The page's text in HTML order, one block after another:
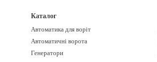
Каталог
Автоматика для воріт
Автоматичні ворота
Генератори